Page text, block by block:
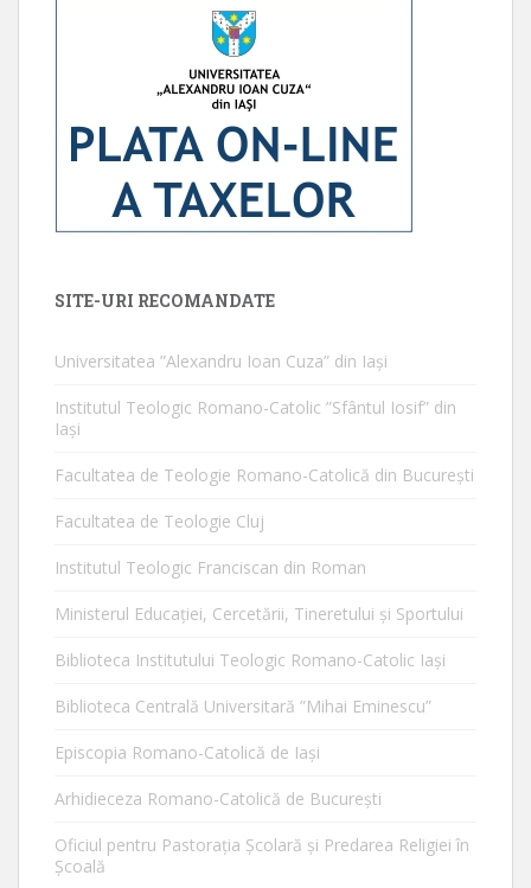
SITE-URI RECOMANDATE
Universitatea ”Alexandru Ioan Cuza” din Iaşi
Institutul Teologic Romano-Catolic ”Sfântul Iosif” din
Iaşi
Facultatea de Teologie Romano-Catolică din Bucureşti
Facultatea de Teologie Cluj
Institutul Teologic Franciscan din Roman
Ministerul Educaţiei, Cercetării, Tineretului şi Sportului
Biblioteca Institutului Teologic Romano-Catolic Iaşi
Biblioteca Centrală Universitară ”Mihai Eminescu”
Episcopia Romano-Catolică de Iaşi
Arhidieceza Romano-Catolică de Bucureşti
Oficiul pentru Pastorația Școlară și Predarea Religiei în
Școală